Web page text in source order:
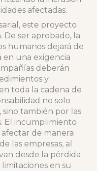
afectadas.
este proyecto
ser aprobado, la
humanos dejará de
en una exigencia
deberán
y
toda la cadena de
no solo
sino también por las
El incumplimiento
de manera
las empresas, al
desde la pérdida
en su